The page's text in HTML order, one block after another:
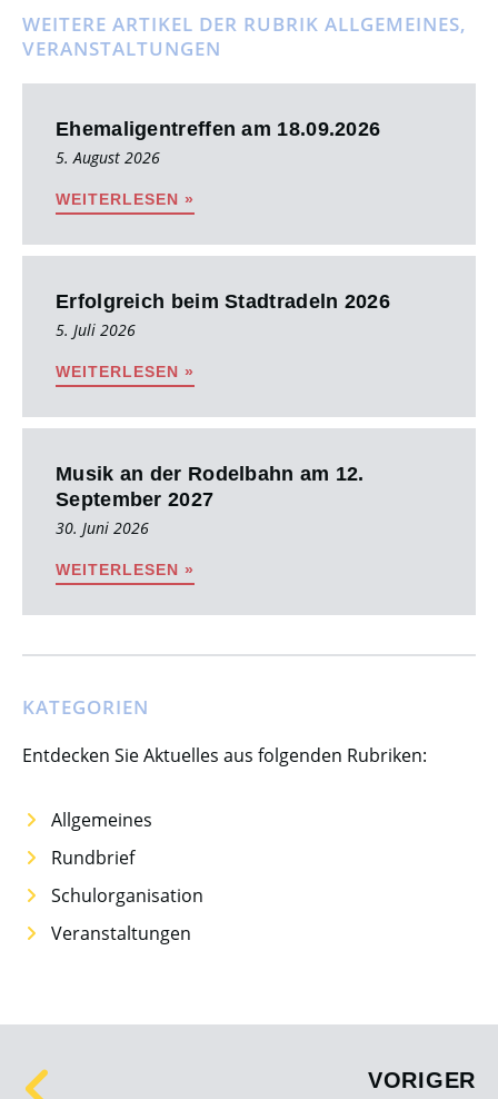
WEITERE ARTIKEL DER RUBRIK ALLGEMEINES,
VERANSTALTUNGEN
Ehemaligentreffen am 18.09.2026
5. August 2026
WEITERLESEN »
Erfolgreich beim Stadtradeln 2026
5. Juli 2026
WEITERLESEN »
Musik an der Rodelbahn am 12.
September 2027
30. Juni 2026
WEITERLESEN »
KATEGORIEN
Entdecken Sie Aktuelles aus folgenden Rubriken:
Allgemeines
Rundbrief
Schulorganisation
Veranstaltungen
VORIGER